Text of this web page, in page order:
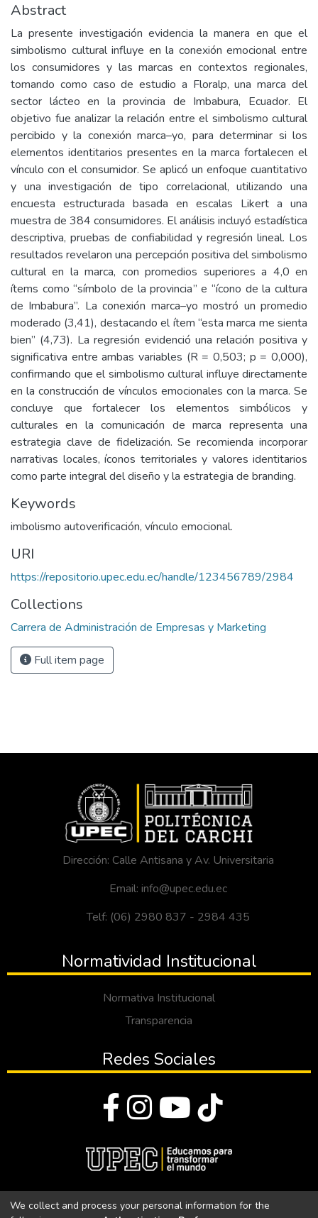
Abstract
La presente investigación evidencia la manera en que el
simbolismo cultural influye en la conexión emocional entre
los consumidores y las marcas en contextos regionales,
tomando como caso de estudio a Floralp, una marca del
sector lácteo en la provincia de Imbabura, Ecuador. El
objetivo fue analizar la relación entre el simbolismo cultural
percibido y la conexión marca–yo, para determinar si los
elementos identitarios presentes en la marca fortalecen el
vínculo con el consumidor. Se aplicó un enfoque cuantitativo
y una investigación de tipo correlacional, utilizando una
encuesta estructurada basada en escalas Likert a una
muestra de 384 consumidores. El análisis incluyó estadística
descriptiva, pruebas de confiabilidad y regresión lineal. Los
resultados revelaron una percepción positiva del simbolismo
cultural en la marca, con promedios superiores a 4,0 en
ítems como “símbolo de la provincia” e “ícono de la cultura
de Imbabura”. La conexión marca–yo mostró un promedio
moderado (3,41), destacando el ítem “esta marca me sienta
bien” (4,73). La regresión evidenció una relación positiva y
significativa entre ambas variables (R = 0,503; p = 0,000),
confirmando que el simbolismo cultural influye directamente
en la construcción de vínculos emocionales con la marca. Se
concluye que fortalecer los elementos simbólicos y
culturales en la comunicación de marca representa una
estrategia clave de fidelización. Se recomienda incorporar
narrativas locales, íconos territoriales y valores identitarios
como parte integral del diseño y la estrategia de branding.
Keywords
imbolismo autoverificación, vínculo emocional.
URI
https://repositorio.upec.edu.ec/handle/123456789/2984
Collections
Carrera de Administración de Empresas y Marketing
Full item page
Dirección: Calle Antisana y Av. Universitaria
Email: info@upec.edu.ec
Telf: (06) 2980 837 - 2984 435
Normatividad Institucional
Normativa Institucional
Transparencia
Redes Sociales
We collect and process your personal information for the